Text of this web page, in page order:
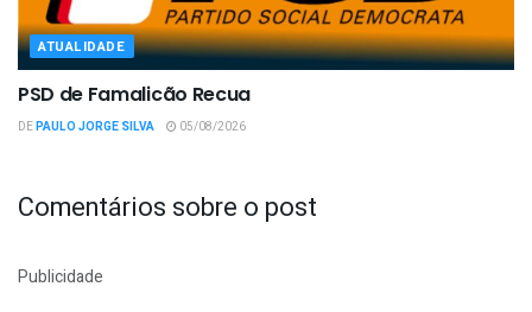
ATUALIDADE
PSD de Famalicão Recua
DEPAULO JORGE SILVA 05/08/2026
Comentários sobre o post
Publicidade